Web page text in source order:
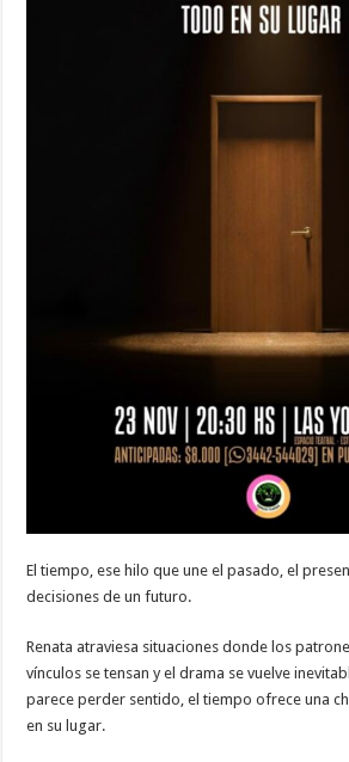
El tiempo, ese hilo que une el pasado, el
decisiones de un futuro.
Renata atraviesa situaciones donde los
vínculos se tensan y el drama se vuelve
parece perder sentido, el tiempo ofrece una
en su lugar.